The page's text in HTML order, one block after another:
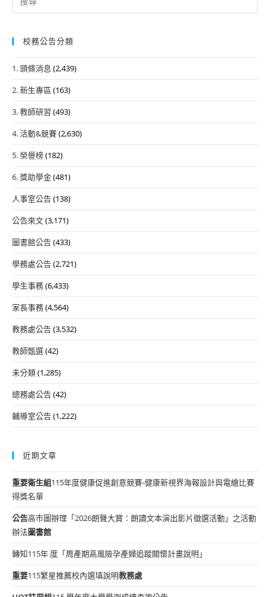
for:
校務公告分類
1. 頭條消息 (2,439)
2. 新生專區 (163)
3. 教師研習 (493)
4. 活動&競賽(2,630)
5. 榮譽榜(182)
6. 獎助學金(481)
人事室公告(138)
公告來文(3,171)
圖書館公告(433)
學務處公告(2,721)
學生事務(6,433)
家長事務(4,564)
教務處公告(3,532)
教師甄選(42)
未分類(1,285)
總務處公告(42)
輔導室公告(1,222)
近期文章
重要衛生組115年度健康促進創意競賽-健康新視界海報設計與電繪比賽
得獎名單
公告高市圖辦理「2026朗聲大賞：朗讀文本演出影片徵選活動」之活動
辦法圖書館
轉知115年 度「周產期高風險孕產婦追蹤關懷計畫說明」
重要115繁星推薦校內選填說明教務處